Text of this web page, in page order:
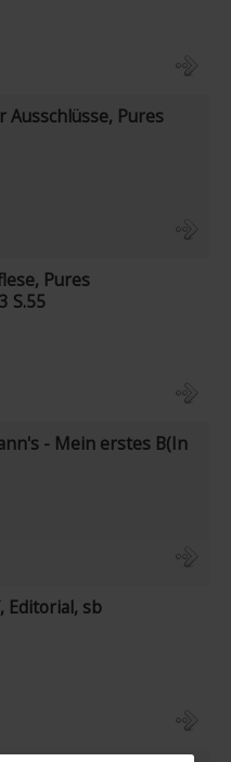
Ausschlüsse, Pures
Pures
S.55
- Mein erstes B(In
Editorial, sb